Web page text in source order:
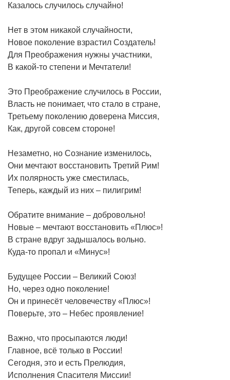
Казалось случилось случайно!
Нет в этом никакой случайности,
Новое поколение взрастил Создатель!
Для Преображения нужны участники,
В какой-то степени и Мечтатели!
Это Преображение случилось в России,
Власть не понимает, что стало в стране,
Третьему поколению доверена Миссия,
Как, другой совсем стороне!
Незаметно, но Сознание изменилось,
Они мечтают восстановить Третий Рим!
Их полярность уже сместилась,
Теперь, каждый из них – пилигрим!
Обратите внимание – добровольно!
Новые – мечтают восстановить «Плюс»!
В стране вдруг задышалось вольно.
Куда-то пропал и «Минус»!
Будущее России – Великий Союз!
Но, через одно поколение!
Он и принесёт человечеству «Плюс»!
Поверьте, это – Небес проявление!
Важно, что просыпаются люди!
Главное, всё только в России!
Сегодня, это и есть Прелюдия,
Исполнения Спасителя Миссии!